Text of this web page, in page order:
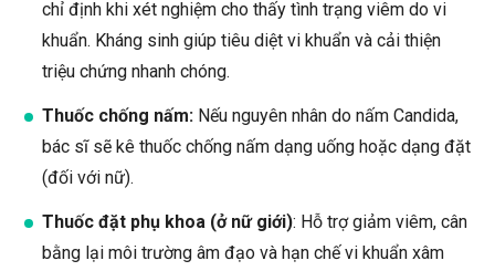
chỉ định khi xét nghiệm cho thấy tình trạng viêm do vi
khuẩn. Kháng sinh giúp tiêu diệt vi khuẩn và cải thiện
triệu chứng nhanh chóng.
Thuốc chống nấm: Nếu nguyên nhân do nấm Candida,
bác sĩ sẽ kê thuốc chống nấm dạng uống hoặc dạng đặt
(đối với nữ).
Thuốc đặt phụ khoa (ở nữ giới): Hỗ trợ giảm viêm, cân
bằng lại môi trường âm đạo và hạn chế vi khuẩn xâm